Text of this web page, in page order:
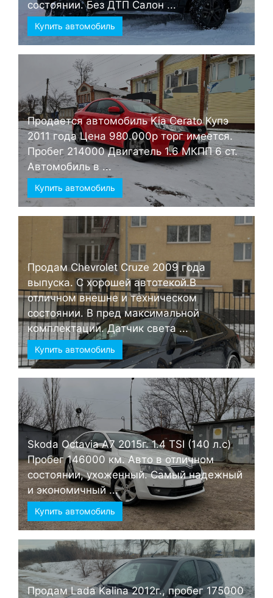
состоянии. Без ДТП Салон ...
Купить автомобиль
Продается автомобиль Kia Cerato Купэ
2011 года Цена 980.000р торг имеется.
Пробег 214000 Двигатель 1.6 МКПП 6 ст.
Автомобиль в ...
Купить автомобиль
Продам Chevrolet Cruze 2009 года
выпуска. С хорошей автотекой.В
отличном внешне и техническом
состоянии. В пред максимальной
комплектации. Датчик света ...
Купить автомобиль
Skoda Octavia А7 2015г. 1.4 TSI (140 л.с)
Пробег 146000 км. Авто в отличном
состоянии, ухоженный. Самый надежный
и экономичный ...
Купить автомобиль
Продам Lada Kalina 2012г., пробег 175000